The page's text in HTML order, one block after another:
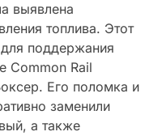
выявлена
топлива. Этот
поддержания
Common Rail
Его поломка и
заменили
а также